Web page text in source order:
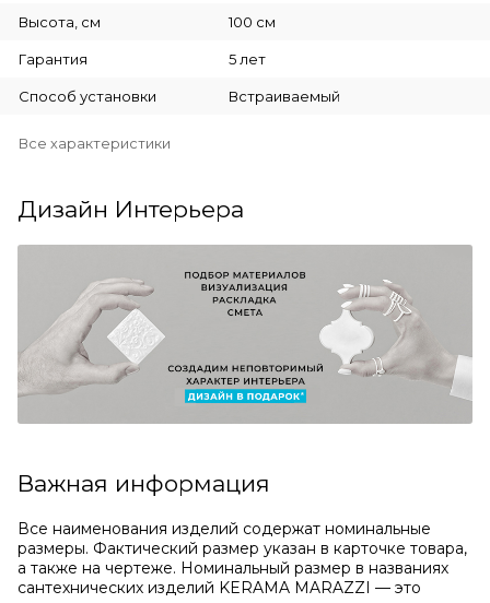
Высота, см 100 см
Гарантия 5 лет
Способ установки Встраиваемый
Все характеристики
Дизайн Интерьера
Важная информация
Все наименования изделий содержат номинальные
размеры. Фактический размер указан в карточке товара,
а также на чертеже. Номинальный размер в названиях
сантехнических изделий KERAMA MARAZZI — это